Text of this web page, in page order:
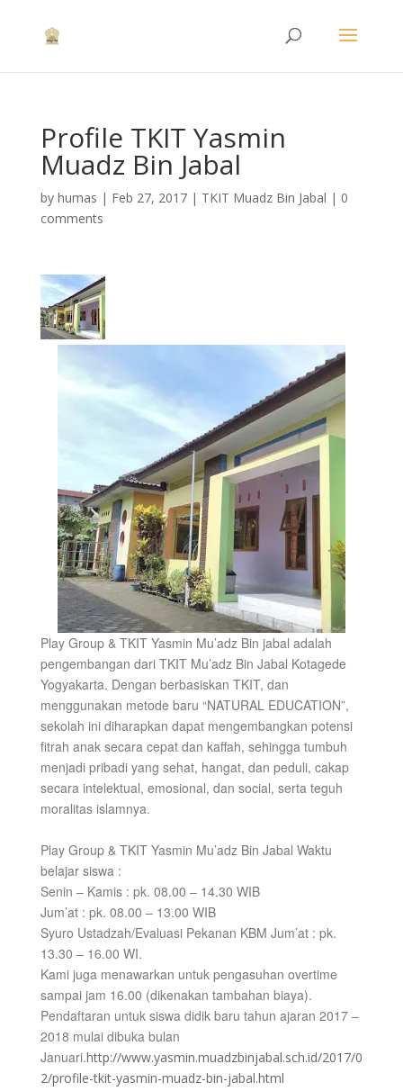
Profile TKIT Yasmin
Muadz Bin Jabal
by humas | Feb 27, 2017| TKIT Muadz Bin Jabal | 0
comments
Play Group & TKIT Yasmin Mu’adz Bin jabal adalah
pengembangan dari TKIT Mu’adz Bin Jabal Kotagede
Yogyakarta. Dengan berbasiskan TKIT, dan
menggunakan metode baru “NATURAL EDUCATION”,
sekolah ini diharapkan dapat mengembangkan potensi
fitrah anak secara cepat dan kaffah, sehingga tumbuh
menjadi pribadi yang sehat, hangat, dan peduli, cakap
secara intelektual, emosional, dan social, serta teguh
moralitas islamnya.
Play Group & TKIT Yasmin Mu’adz Bin Jabal Waktu
belajar siswa :
Senin – Kamis : pk. 08.00 – 14.30 WIB
Jum’at : pk. 08.00 – 13.00 WIB
Syuro Ustadzah/Evaluasi Pekanan KBM Jum’at : pk.
13.30 – 16.00 WI.
Kami juga menawarkan untuk pengasuhan overtime
sampai jam 16.00 (dikenakan tambahan biaya).
Pendaftaran untuk siswa didik baru tahun ajaran 2017 –
2018 mulai dibuka bulan
Januari.http://www.yasmin.muadzbinjabal.sch.id/2017/0
2/profile-tkit-yasmin-muadz-bin-jabal.html